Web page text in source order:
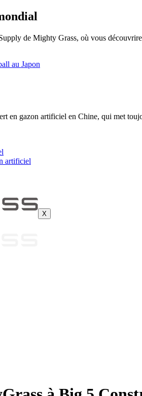
de Mighty Grass, où vous
au Japon
en gazon artificiel en Chine, qui met
artificiel
X